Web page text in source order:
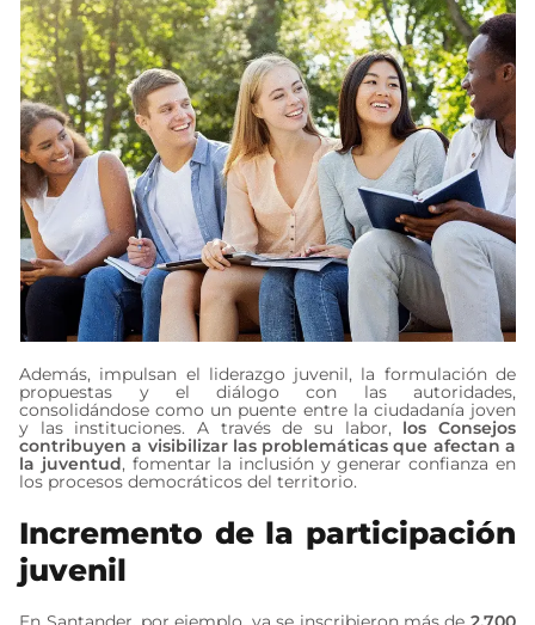
Además, impulsan el liderazgo juvenil, la formulación de
propuestas y el diálogo con las autoridades,
consolidándose como un puente entre la ciudadanía joven
y las instituciones. A través de su labor, los Consejos
contribuyen a visibilizar las problemáticas que afectan a
la juventud, fomentar la inclusión y generar confianza en
los procesos democráticos del territorio.
Incremento de la participación
juvenil